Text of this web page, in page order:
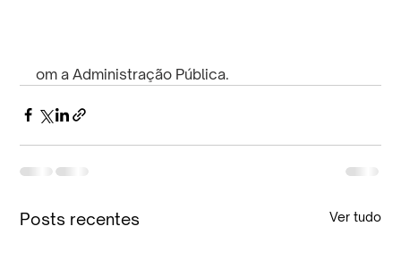
om a Administração Pública.
Posts recentes Ver tudo